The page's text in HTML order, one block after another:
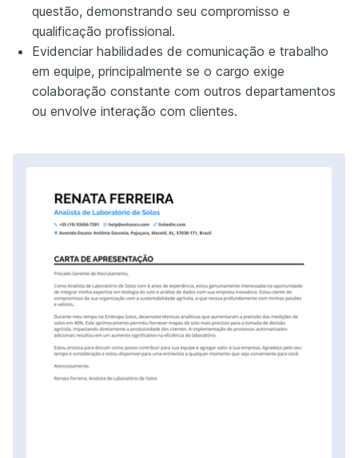
questão, demonstrando seu compromisso e
qualificação profissional.
Evidenciar habilidades de comunicação e trabalho
em equipe, principalmente se o cargo exige
colaboração constante com outros departamentos
ou envolve interação com clientes.